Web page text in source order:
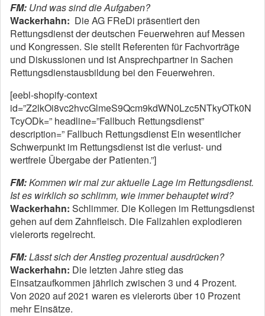
FM: Und was sind die Aufgaben?
Wackerhahn: Die AG FReDi präsentiert den
Rettungsdienst der deutschen Feuerwehren auf Messen
und Kongressen. Sie stellt Referenten für Fachvorträge
und Diskussionen und ist Ansprechpartner in Sachen
Rettungsdienstausbildung bei den Feuerwehren.
[eebl-shopify-context
id=”Z2lkOi8vc2hvcGlmeS9Qcm9kdWN0Lzc5NTkyOTk0N
TcyODk=” headline=”Fallbuch Rettungsdienst”
description=” Fallbuch Rettungsdienst Ein wesentlicher
Schwerpunkt im Rettungsdienst ist die verlust- und
wertfreie Übergabe der Patienten.”]
FM:Kommen wir mal zur aktuelle Lage im Rettungsdienst.
Ist es wirklich so schlimm, wie immer behauptet wird?
Wackerhahn: Schlimmer. Die Kollegen im Rettungsdienst
gehen auf dem Zahnfleisch. Die Fallzahlen explodieren
vielerorts regelrecht.
FM:Lässt sich der Anstieg prozentual ausdrücken?
Wackerhahn: Die letzten Jahre stieg das
Einsatzaufkommen jährlich zwischen 3 und 4 Prozent.
Von 2020 auf 2021 waren es vielerorts über 10 Prozent
mehr Einsätze.